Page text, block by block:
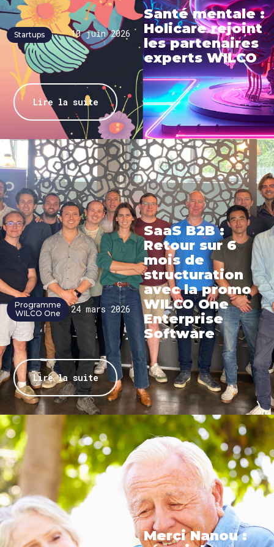
Startups 10 juin 2026
Santé mentale :
Holicare rejoint
les partenaires
experts WILCO
Lire la suite
Programme
WILCO One
24 mars 2026
SaaS B2B :
Retour sur 6
mois de
structuration
avec la promo
WILCO One
Enterprise
Software
Lire la suite
Merci Nanou :